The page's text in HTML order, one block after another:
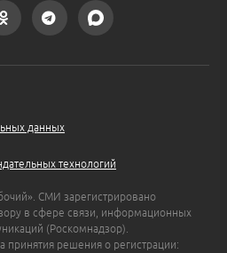
данных
технологий
СМИ зарегистрировано
в сфере связи, информационных
(Роскомнадзор).
принятия решения о регистрации: